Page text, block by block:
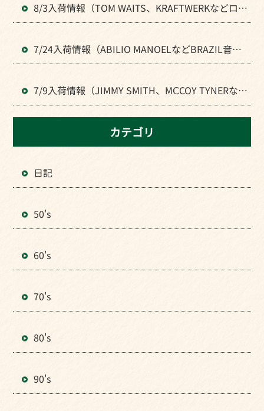
8/3入荷情報（TOM WAITS、KRAFTWERKなどロッ
ク全般のLPが入荷）
7/24入荷情報（ABILIO MANOELなどBRAZIL音楽
のLPが入荷）
7/9入荷情報（JIMMY SMITH、MⅭCOY TYNERなど
JAZZの人気LPが入荷）
カテゴリ
日記
50's
60's
70's
80's
90's